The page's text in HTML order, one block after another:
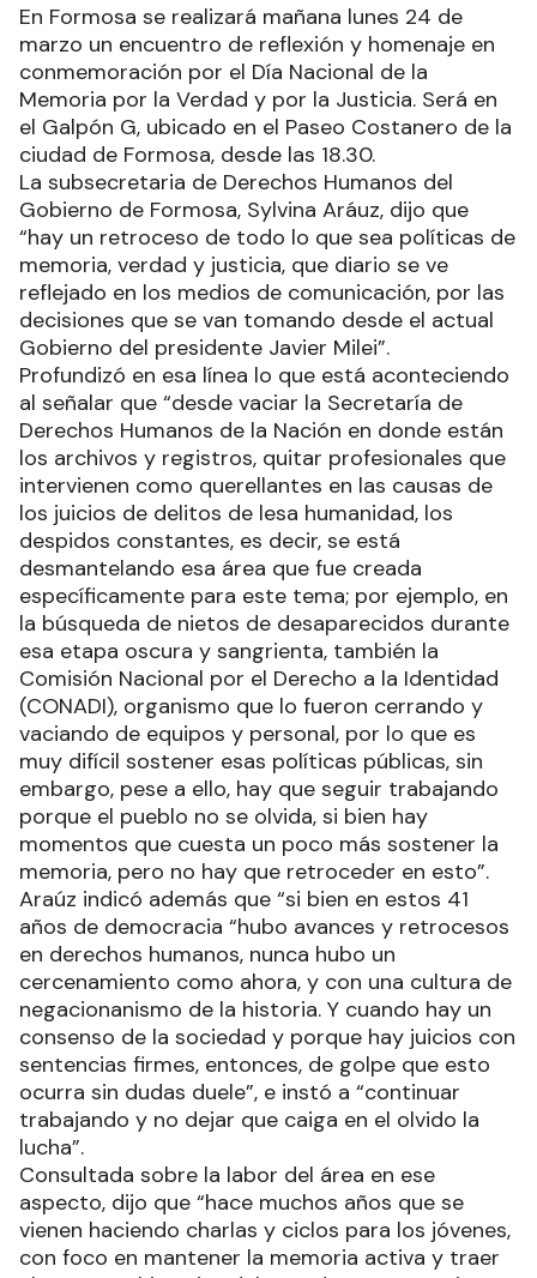
En Formosa se realizará mañana lunes 24 de
marzo un encuentro de reflexión y homenaje en
conmemoración por el Día Nacional de la
Memoria por la Verdad y por la Justicia. Será en
el Galpón G, ubicado en el Paseo Costanero de la
ciudad de Formosa, desde las 18.30.
La subsecretaria de Derechos Humanos del
Gobierno de Formosa, Sylvina Aráuz, dijo que
“hay un retroceso de todo lo que sea políticas de
memoria, verdad y justicia, que diario se ve
reflejado en los medios de comunicación, por las
decisiones que se van tomando desde el actual
Gobierno del presidente Javier Milei”.
Profundizó en esa línea lo que está aconteciendo
al señalar que “desde vaciar la Secretaría de
Derechos Humanos de la Nación en donde están
los archivos y registros, quitar profesionales que
intervienen como querellantes en las causas de
los juicios de delitos de lesa humanidad, los
despidos constantes, es decir, se está
desmantelando esa área que fue creada
específicamente para este tema; por ejemplo, en
la búsqueda de nietos de desaparecidos durante
esa etapa oscura y sangrienta, también la
Comisión Nacional por el Derecho a la Identidad
(CONADI), organismo que lo fueron cerrando y
vaciando de equipos y personal, por lo que es
muy difícil sostener esas políticas públicas, sin
embargo, pese a ello, hay que seguir trabajando
porque el pueblo no se olvida, si bien hay
momentos que cuesta un poco más sostener la
memoria, pero no hay que retroceder en esto”.
Araúz indicó además que “si bien en estos 41
años de democracia “hubo avances y retrocesos
en derechos humanos, nunca hubo un
cercenamiento como ahora, y con una cultura de
negacionanismo de la historia. Y cuando hay un
consenso de la sociedad y porque hay juicios con
sentencias firmes, entonces, de golpe que esto
ocurra sin dudas duele”, e instó a “continuar
trabajando y no dejar que caiga en el olvido la
lucha”.
Consultada sobre la labor del área en ese
aspecto, dijo que “hace muchos años que se
vienen haciendo charlas y ciclos para los jóvenes,
con foco en mantener la memoria activa y traer